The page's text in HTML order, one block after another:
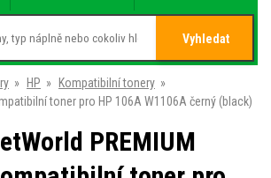
Vyhledat
» HP » Kompatibilní tonery »
toner pro HP 106A W1106A černý (black)
PREMIUM